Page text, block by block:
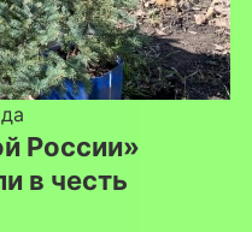
России»
в честь